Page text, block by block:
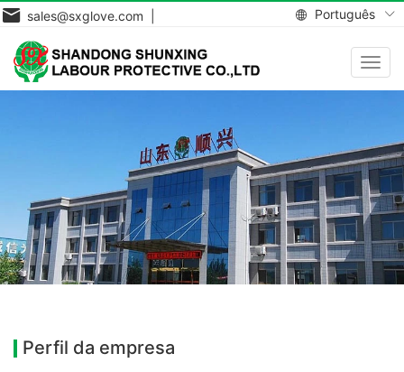
Português
sales@sxglove.com |
Perfil da empresa